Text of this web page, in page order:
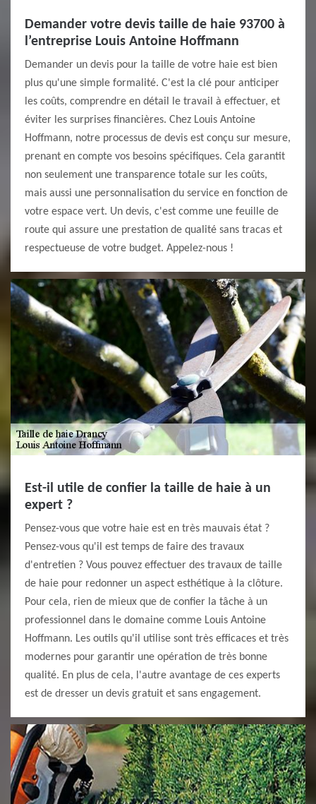
Demander votre devis taille de haie 93700 à
l’entreprise Louis Antoine Hoffmann
Demander un devis pour la taille de votre haie est bien
plus qu'une simple formalité. C'est la clé pour anticiper
les coûts, comprendre en détail le travail à effectuer, et
éviter les surprises financières. Chez Louis Antoine
Hoffmann, notre processus de devis est conçu sur mesure,
prenant en compte vos besoins spécifiques. Cela garantit
non seulement une transparence totale sur les coûts,
mais aussi une personnalisation du service en fonction de
votre espace vert. Un devis, c'est comme une feuille de
route qui assure une prestation de qualité sans tracas et
respectueuse de votre budget. Appelez-nous !
Est-il utile de confier la taille de haie à un
expert ?
Pensez-vous que votre haie est en très mauvais état ?
Pensez-vous qu'il est temps de faire des travaux
d'entretien ? Vous pouvez effectuer des travaux de taille
de haie pour redonner un aspect esthétique à la clôture.
Pour cela, rien de mieux que de confier la tâche à un
professionnel dans le domaine comme Louis Antoine
Hoffmann. Les outils qu'il utilise sont très efficaces et très
modernes pour garantir une opération de très bonne
qualité. En plus de cela, l'autre avantage de ces experts
est de dresser un devis gratuit et sans engagement.